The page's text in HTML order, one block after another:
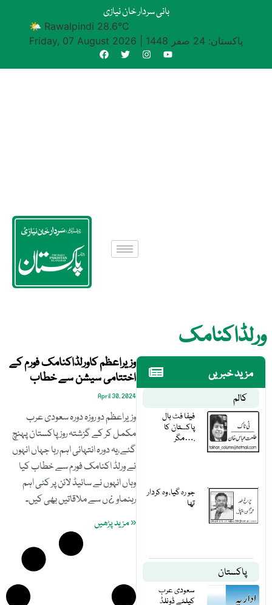
بانی سردار خان نیازی
🌤 Rawalpindi 28.6°C
Friday, 07 August 2026
پاکستان: 24 صفر 1448
ورلڈاکنامک
مزید خبریں
کالم
فیفا فٹ بال
پاکستان کا
مگر….
جو رہ گیا، وہ کردار
تھا
پاکستان
سعودی عرب
کیلئے ڈونلڈ
وزیراعظم کاورلڈاکنامک فورم کے
اختتامی سیشن سے خطاب
April 30, 2024
وزیراعظم دو روزہ دورہ سعودی عرب
مکمل کر کے گزشتہ روزپاکستان پہنچ
گئے،یہ دورہ انتہائی اہم رہا جہاں انہوں
نے ورلڈ اکنامک فورم سے خطاب کیا
وہاں انہوں نے سائیڈ لائن پر کئی اہم
رہنماو ¿ں سے ملاقاتیں بھی کیں۔
« مزید پڑھیں